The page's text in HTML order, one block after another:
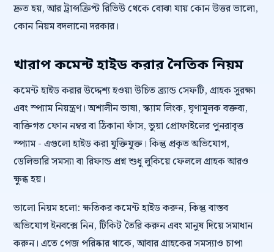
দ্রুত হয়, আর ট্রান্সক্রিপ্ট রিভিউ থেকে বোঝা যায় কোন উত্তর ভালো,
কোন নিয়ম বদলানো দরকার।
খারাপ কমেন্ট হাইড করার নৈতিক নিয়ম
কমেন্ট হাইড করার উদ্দেশ্য হওয়া উচিত ব্র্যান্ড সেফটি, গ্রাহক সুরক্ষা
এবং স্প্যাম নিয়ন্ত্রণ। অশালীন ভাষা, স্ক্যাম লিংক, ঘৃণামূলক বক্তব্য,
ব্যক্তিগত ফোন নম্বর বা ঠিকানা ফাঁস, ভুয়া প্রোফাইলের পুনরাবৃত্ত
স্প্যাম - এগুলো হাইড করা যুক্তিযুক্ত। কিন্তু প্রকৃত অভিযোগ,
ডেলিভারি সমস্যা বা রিফান্ড প্রশ্ন শুধু লুকিয়ে ফেললে গ্রাহক আরও
ক্ষুব্ধ হয়।
ভালো নিয়ম হলো: ক্ষতিকর কমেন্ট হাইড করুন, কিন্তু বাস্তব
অভিযোগ ইনবক্সে নিন, টিকিট তৈরি করুন এবং মানুষ দিয়ে সমাধান
করুন। এতে পেজ পরিষ্কার থাকে, আবার গ্রাহকের সমস্যাও চাপা